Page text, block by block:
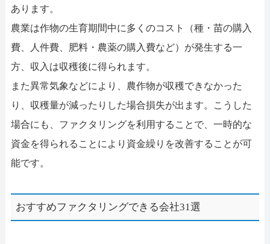
あります。
農業は作物の生育期間中に多くのコスト（種・苗の購入
費、人件費、肥料・農薬の購入費など）が発生する一
方、収入は収穫後に得られます。
また異常気象などにより、農作物が収穫できなかった
り、収穫量が減ったりした場合損失が出ます。こうした
場合にも、ファクタリングを利用することで、一時的な
資金を得られることにより資金繰りを改善することが可
能です。
おすすめファクタリングできる会社31選